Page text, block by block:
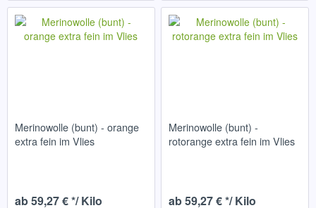
Merinowolle (bunt) - orange
extra fein im Vlies
ab 59,27 € */ Kilo
Merinowolle (bunt) -
rotorange extra fein im Vlies
ab 59,27 € */ Kilo